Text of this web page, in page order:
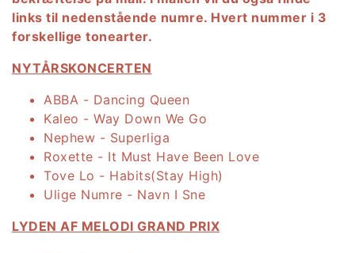
links til nedenstående numre. Hvert nummer i 3
forskellige tonearter.
NYTÅRSKONCERTEN
ABBA - Dancing Queen
Kaleo - Way Down We Go
Nephew - Superliga
Roxette - It Must Have Been Love
Tove Lo - Habits(Stay High)
Ulige Numre - Navn I Sne
LYDEN AF MELODI GRAND PRIX